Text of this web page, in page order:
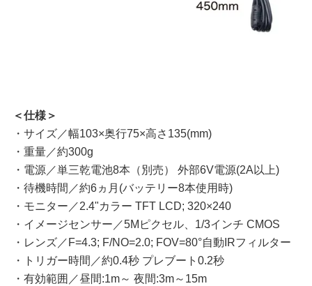
＜仕様＞
・サイズ／幅103×奥行75×高さ135(mm)
・重量／約300g
・電源／単三乾電池8本（別売） 外部6V電源(2A以上)
・待機時間／約6ヵ月(バッテリー8本使用時)
・モニター／2.4"カラー TFT LCD; 320×240
・イメージセンサー／5Mピクセル、1/3インチ CMOS
・レンズ／F=4.3; F/NO=2.0; FOV=80°自動IRフィルター
・トリガー時間／約0.4秒 プレブート0.2秒
・有効範囲／昼間:1m～ 夜間:3m～15m